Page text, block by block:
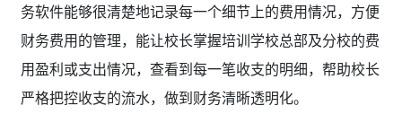
务软件能够很清楚地记录每一个细节上的费用情况，方便
财务费用的管理，能让校长掌握培训学校总部及分校的费
用盈利或支出情况，查看到每一笔收支的明细，帮助校长
严格把控收支的流水，做到财务清晰透明化。